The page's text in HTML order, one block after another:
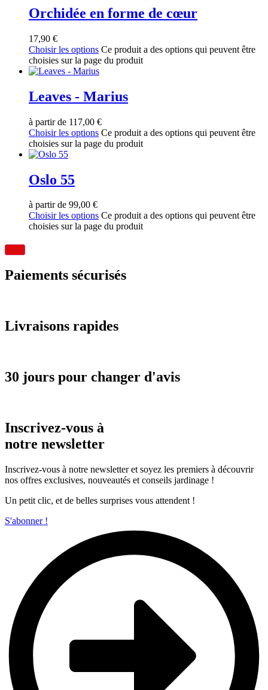
Orchidée en forme de cœur
17,90 €
Choisir les options Ce produit a des options qui peuvent être
choisies sur la page du produit
Leaves - Marius
à partir de 117,00 €
Choisir les options Ce produit a des options qui peuvent être
choisies sur la page du produit
Oslo 55
à partir de 99,00 €
Choisir les options Ce produit a des options qui peuvent être
choisies sur la page du produit
Paiements sécurisés
Livraisons rapides
30 jours pour changer d'avis
Inscrivez-vous à
notre newsletter
Inscrivez-vous à notre newsletter et soyez les premiers à découvrir
nos offres exclusives, nouveautés et conseils jardinage !
Un petit clic, et de belles surprises vous attendent !
S'abonner !